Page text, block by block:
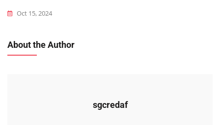
Oct 15, 2024
About the Author
sgcredaf